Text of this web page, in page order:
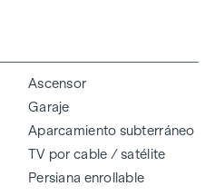
Ascensor
Garaje
Aparcamiento subterráneo
TV por cable / satélite
Persiana enrollable